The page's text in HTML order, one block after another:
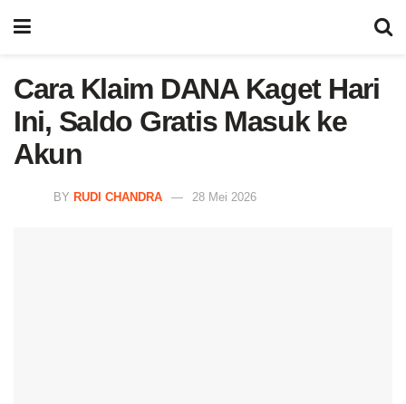
Cara Klaim DANA Kaget Hari
Ini, Saldo Gratis Masuk ke
Akun
BY RUDI CHANDRA 28 Mei 2026